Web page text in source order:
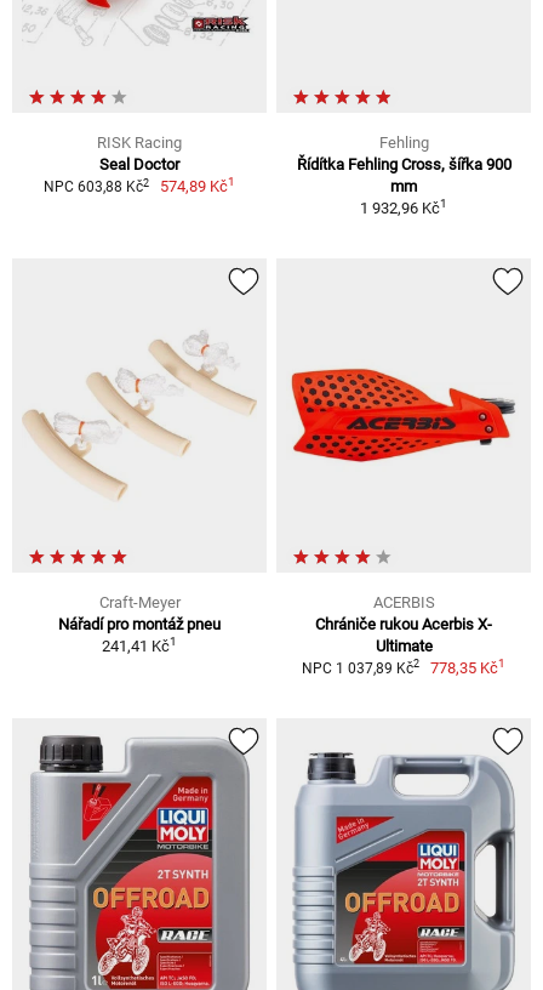
RISK Racing
Seal Doctor
NPC 603,88 Kč2 574,89 Kč1
Fehling
Řídítka Fehling Cross, šířka 900
mm
1 932,96 Kč1
Craft-Meyer
Nářadí pro montáž pneu
241,41 Kč1
ACERBIS
Chrániče rukou Acerbis X-
Ultimate
NPC 1 037,89 Kč2 778,35 Kč1